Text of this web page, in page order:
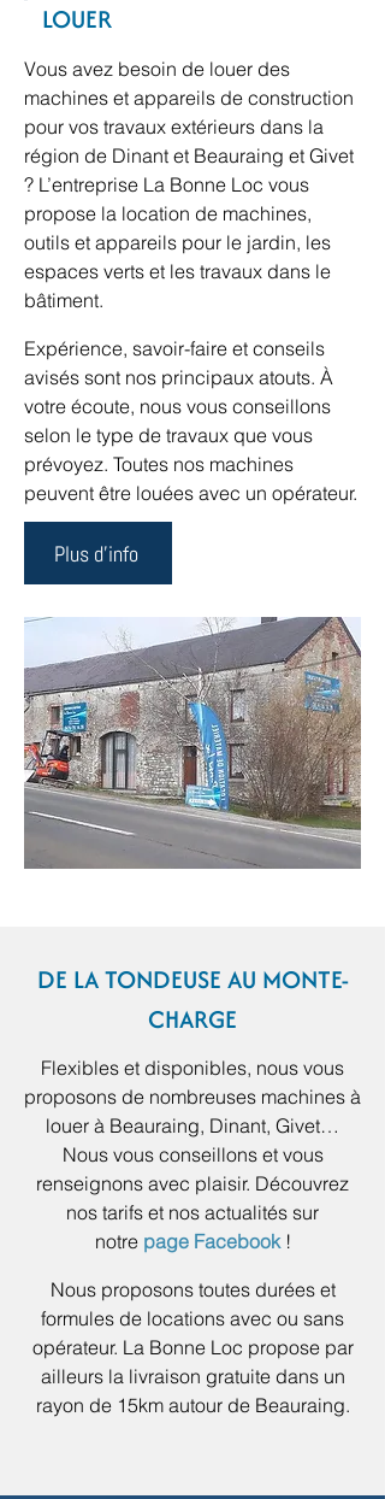
LOUER
Vous avez besoin de louer des
machines et appareils de construction
pour vos travaux extérieurs dans la
région de Dinant et Beauraing et Givet
? L’entreprise La Bonne Loc vous
propose la location de machines,
outils et appareils pour le jardin, les
espaces verts et les travaux dans le
bâtiment.
Expérience, savoir-faire et conseils
avisés sont nos principaux atouts. À
votre écoute, nous vous conseillons
selon le type de travaux que vous
prévoyez. Toutes nos machines
peuvent être louées avec un opérateur.
Plus d'info
DE LA TONDEUSE AU MONTE-
CHARGE
Flexibles et disponibles, nous vous
proposons de nombreuses machines à
louer à Beauraing, Dinant, Givet…
Nous vous conseillons et vous
renseignons avec plaisir. Découvrez
nos tarifs et nos actualités sur
notre page Facebook!
Nous proposons toutes durées et
formules de locations avec ou sans
opérateur. La Bonne Loc propose par
ailleurs la livraison gratuite dans un
rayon de 15km autour de Beauraing.